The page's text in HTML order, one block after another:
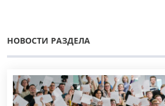
НОВОСТИ РАЗДЕЛА